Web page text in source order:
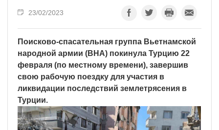
23/02/2023
Поисково-спасательная группа Вьетнамской
народной армии (ВНА) покинула Турцию 22
февраля (по местному времени), завершив
свою рабочую поездку для участия в
ликвидации последствий землетрясения в
Турции.